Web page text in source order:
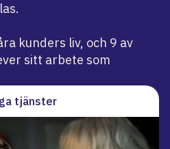
kunders liv, och 9 av
sitt arbete som
tjänster